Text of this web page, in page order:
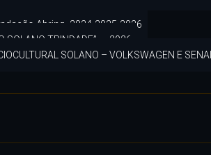
Abrinq -2024-2025-2026
SOLANO TRINDADE”. – 2026
SOLANO – VOLKSWAGEN E SENAI